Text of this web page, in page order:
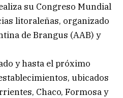
su Congreso Mundial
litoraleñas, organizado
de Brangus (AAB) y
y hasta el próximo
ubicados
Chaco, Formosa y